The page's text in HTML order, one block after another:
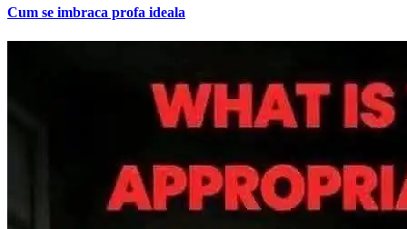
Cum se imbraca profa ideala